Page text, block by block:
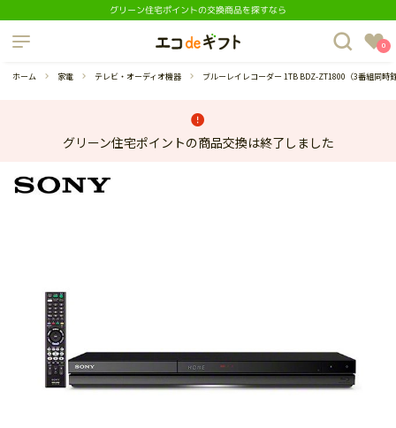
グリーン住宅ポイントの交換商品を探すなら
制度について
よくあるご質問 0
ダイニングセット
ホーム 家電 テレビ・オーディオ機器 ブルーレイレコーダー 1TB BDZ-ZT1800（3番組同時
グリーン住宅ポイントの商品交換は終了しました